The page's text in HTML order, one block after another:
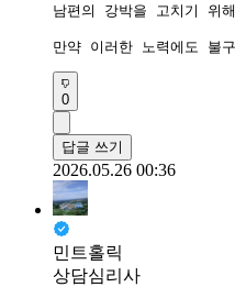
남편의 강박을 고치기 위
0
답글 쓰기
2026.05.26 00:36
민트홀릭
상담심리사